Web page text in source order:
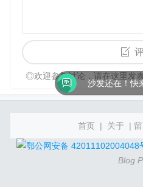
：编辑修改请求，点击之
◎欢迎参与讨论，请在这里发
首页 | 关于 |
鄂公网安备 42011102004048
Blog
沙发还在！快来